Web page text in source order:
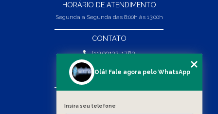
HORÁRIO DE ATENDIMENTO
Segunda a Segunda das 8:00h às 13:00h
CONTATO
(11) 99132-1783
(11) 99132-1783
vendas@abpaineiras.com.br
Olá! Fale agora pelo WhatsApp
Insira seu telefone